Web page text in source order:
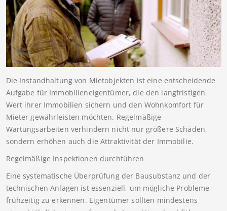
Die Instandhaltung von Mietobjekten ist eine entscheidende
Aufgabe für Immobilieneigentümer, die den langfristigen
Wert ihrer Immobilien sichern und den Wohnkomfort für
Mieter gewährleisten möchten. Regelmäßige
Wartungsarbeiten verhindern nicht nur größere Schäden,
sondern erhöhen auch die Attraktivität der Immobilie.
Regelmäßige Inspektionen durchführen
Eine systematische Überprüfung der Bausubstanz und der
technischen Anlagen ist essenziell, um mögliche Probleme
frühzeitig zu erkennen. Eigentümer sollten mindestens